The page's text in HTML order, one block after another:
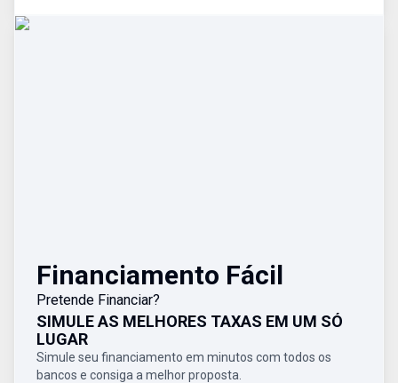
Financiamento Fácil
Pretende Financiar?
SIMULE AS MELHORES TAXAS EM UM SÓ
LUGAR
Simule seu financiamento em minutos com todos os
bancos e consiga a melhor proposta.